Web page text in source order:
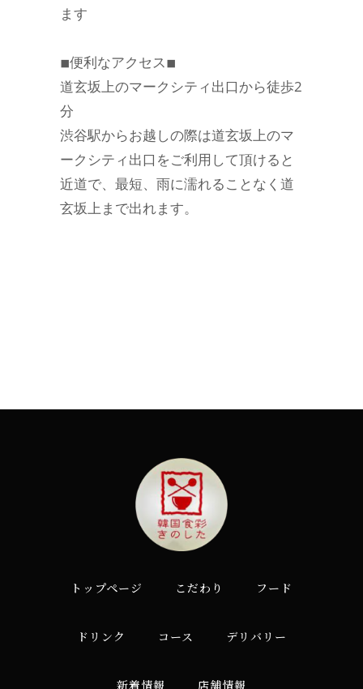
ます
◾︎便利なアクセス◾︎
道玄坂上のマークシティ出口から徒歩2
分
渋谷駅からお越しの際は道玄坂上のマ
ークシティ出口をご利用して頂けると
近道で、最短、雨に濡れることなく道
玄坂上まで出れます。
トップページ こだわり フード
ドリンク コース デリバリー
新着情報 店舗情報